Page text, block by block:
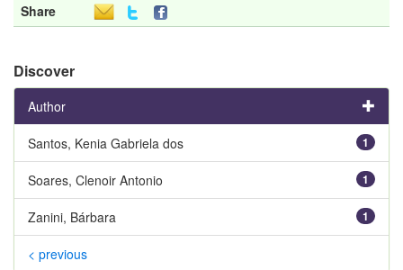
Share
Discover
Author
1
Santos, Kenia Gabriela dos
1
Soares, Clenoir Antonio
1
Zanini, Bárbara
< previous